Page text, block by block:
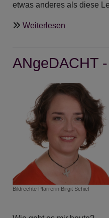
etwas anderes als diese
Weiterlesen
Die
ANgeDACHT
Bildrechte Pfarrerin Birgit Schiel